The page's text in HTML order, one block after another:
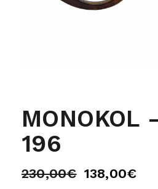
MONOKOL
196
230,00€ 138,00€